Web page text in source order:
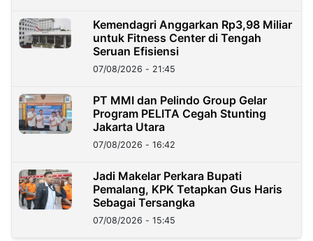
Kemendagri Anggarkan Rp3,98 Miliar
untuk Fitness Center di Tengah
Seruan Efisiensi
07/08/2026 - 21:45
PT MMI dan Pelindo Group Gelar
Program PELITA Cegah Stunting
Jakarta Utara
07/08/2026 - 16:42
Jadi Makelar Perkara Bupati
Pemalang, KPK Tetapkan Gus Haris
Sebagai Tersangka
07/08/2026 - 15:45